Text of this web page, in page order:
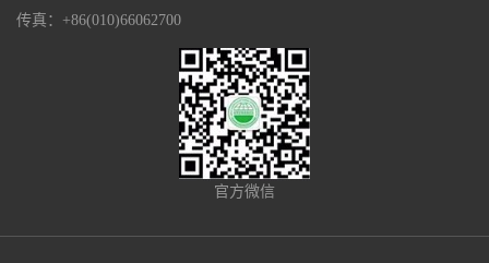
传真：+86(010)66062700
官方微信